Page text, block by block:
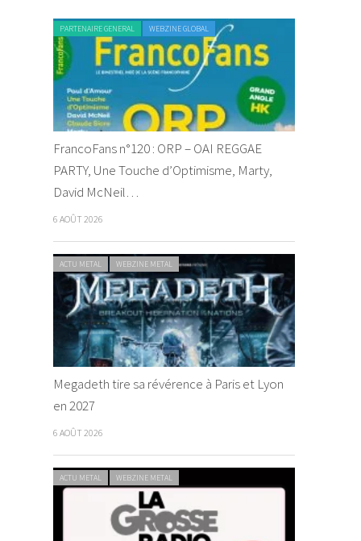
PARTENAIRE GENERAL WEBZINE GLOBAL
FrancoFans n°120 : ORP – OAI REGGAE
PARTY, Une Touche d’Optimisme, Marty,
David McNeil…
6 AOÛT 2026
ACTU METAL WEBZINE METAL
Megadeth tire sa révérence à Paris et Lyon
en 2027
6 AOÛT 2026
ACTU METAL WEBZINE METAL